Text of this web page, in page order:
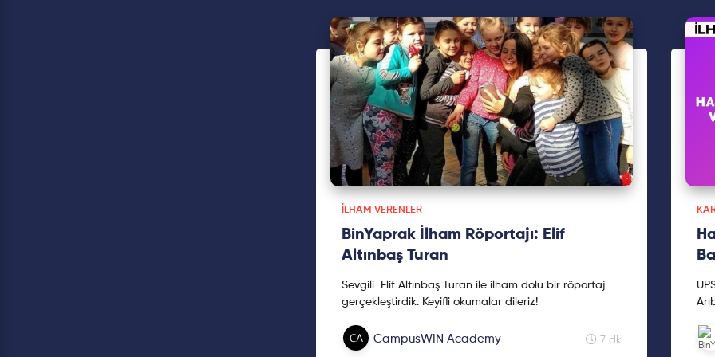
İLHAM VERENLER
BinYaprak İlham Röportajı: Elif
Altınbaş Turan
Sevgili Elif Altınbaş Turan ile ilham dolu bir röportaj
gerçekleştirdik. Keyifli okumalar dileriz!
CampusWIN Academy 7 dk